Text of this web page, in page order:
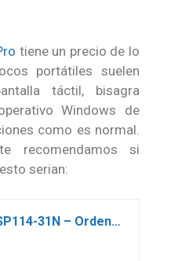
tiene un precio de lo
portátiles suelen
táctil, bisagra
Windows de
como es normal.
recomendamos si
serian:
acer Spin 1 SP114-31N – Ordenador Portátil Táctil 14″ Full HD LED IPS(Intel Celeron N5100, 4GB RAM, 128GB SSD, Intel UHD Graphics, Windows 11 Home S, Stylus Pen) Silver, Teclado QWERTY Español